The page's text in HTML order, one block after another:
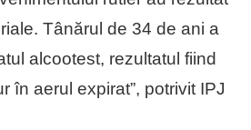
Tânărul de 34 de ani a
alcootest, rezultatul fiind
în aerul expirat”, potrivit IPJ